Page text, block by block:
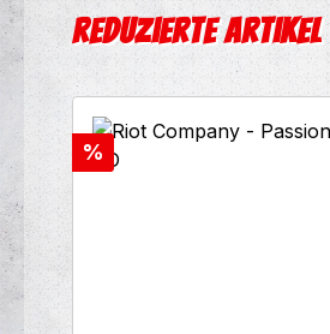
Produktgalerie überspringen
Reduzierte Artikel
Rabatt
%